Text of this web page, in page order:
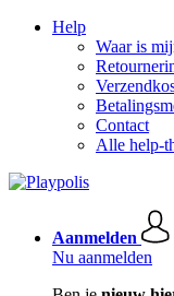
Help
Waar is
Contact
Alle help-
Aanmelden
Nu aanmelden